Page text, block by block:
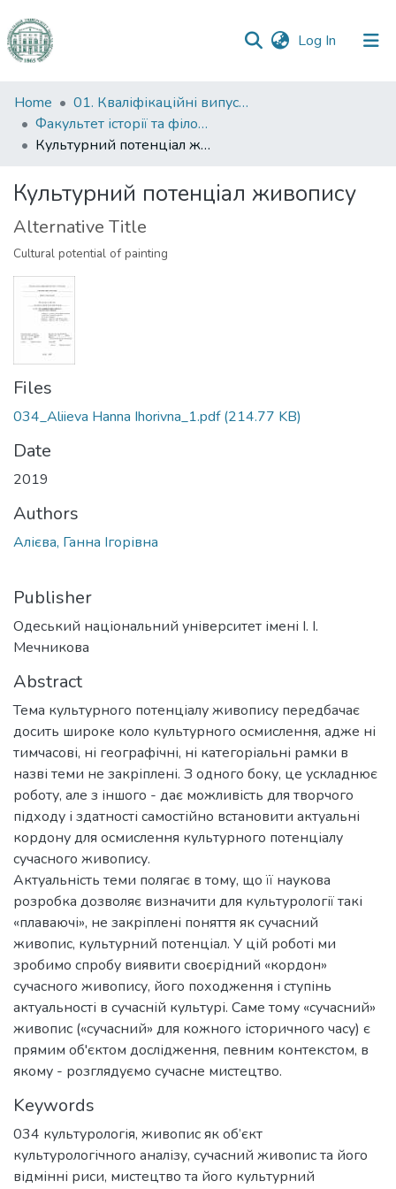
Log In (current)
Communities
&
Collections
Statistics
Home
01. Кваліфікаційні випускні роботи здобувачів вищої освіти
Факультет історії та філософії
Культурний потенціал живопису
Культурний потенціал живопису
Alternative Title
Cultural potential of painting
Files
034_Aliieva Hanna Ihorivna_1.pdf(214.77 KB)
Date
2019
Authors
Алієва, Ганна Ігорівна
Publisher
Одеський національний університет імені І. І.
Мечникова
Abstract
Тема культурного потенціалу живопису передбачає
досить широке коло культурного осмислення, адже ні
тимчасові, ні географічні, ні категоріальні рамки в
назві теми не закріплені. З одного боку, це ускладнює
роботу, але з іншого - дає можливість для творчого
підходу і здатності самостійно встановити актуальні
кордону для осмислення культурного потенціалу
сучасного живопису.
Актуальність теми полягає в тому, що її наукова
розробка дозволяє визначити для культурології такі
«плаваючі», не закріплені поняття як сучасний
живопис, культурний потенціал. У цій роботі ми
зробимо спробу виявити своєрідний «кордон»
сучасного живопису, його походження і ступінь
актуальності в сучасній культурі. Саме тому «сучасний»
живопис («сучасний» для кожного історичного часу) є
прямим об'єктом дослідження, певним контекстом, в
якому - розглядуємо сучасне мистецтво.
Keywords
034 культурологія, живопис як об’єкт
культурологічного аналізу, сучасний живопис та його
відмінні риси, мистецтво та його культурний